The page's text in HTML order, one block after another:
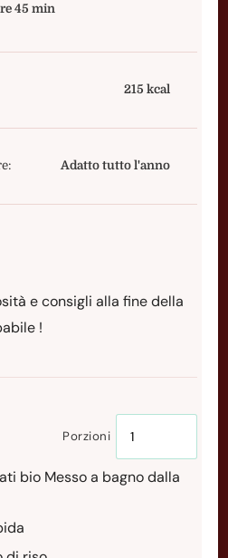
45 min
215 kcal
Adatto tutto l'anno
e consigli alla fine della
!
Porzioni
bio Messo a bagno dalla